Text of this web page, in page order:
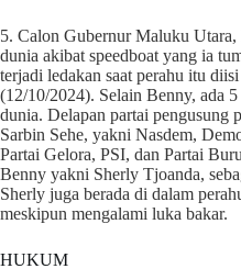
5. Calon Gubernur Maluku
dunia akibat speedboat yang ia
terjadi ledakan saat perahu itu
(12/10/2024). Selain Benny, ada
dunia. Delapan partai pengusung
Sarbin Sehe, yakni Nasdem,
Partai Gelora, PSI, dan Partai
Benny yakni Sherly Tjoanda,
Sherly juga berada di dalam
meskipun mengalami luka bakar.
HUKUM